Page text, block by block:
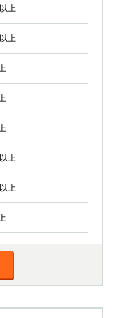
上
上
上
上